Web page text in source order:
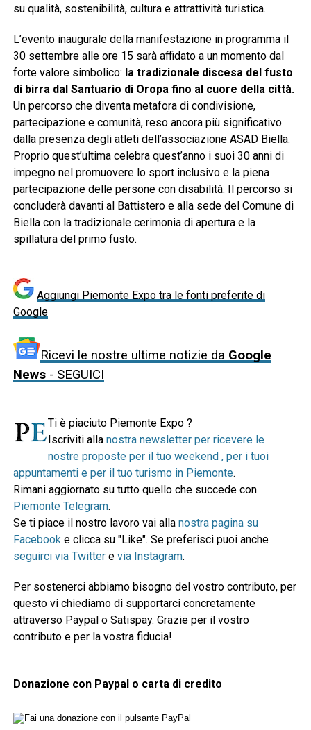
su qualità, sostenibilità, cultura e attrattività turistica.
L’evento inaugurale della manifestazione in programma il
30 settembre alle ore 15 sarà affidato a un momento dal
forte valore simbolico: la tradizionale discesa del fusto
di birra dal Santuario di Oropa fino al cuore della città.
Un percorso che diventa metafora di condivisione,
partecipazione e comunità, reso ancora più significativo
dalla presenza degli atleti dell’associazione ASAD Biella.
Proprio quest’ultima celebra quest’anno i suoi 30 anni di
impegno nel promuovere lo sport inclusivo e la piena
partecipazione delle persone con disabilità. Il percorso si
concluderà davanti al Battistero e alla sede del Comune di
Biella con la tradizionale cerimonia di apertura e la
spillatura del primo fusto.
Aggiungi Piemonte Expo tra le fonti preferite di
Google
Ricevi le nostre ultime notizie da Google
News- SEGUICI
Ti è piaciuto Piemonte Expo ?
Iscriviti alla nostra newsletter per ricevere le
nostre proposte per il tuo weekend , per i tuoi
appuntamenti e per il tuo turismo in Piemonte.
Rimani aggiornato su tutto quello che succede con
Piemonte Telegram.
Se ti piace il nostro lavoro vai alla nostra pagina su
Facebooke clicca su "Like". Se preferisci puoi anche
seguirci via Twittere via Instagram.
Per sostenerci abbiamo bisogno del vostro contributo, per
questo vi chiediamo di supportarci concretamente
attraverso Paypal o Satispay. Grazie per il vostro
contributo e per la vostra fiducia!
Donazione con Paypal o carta di credito